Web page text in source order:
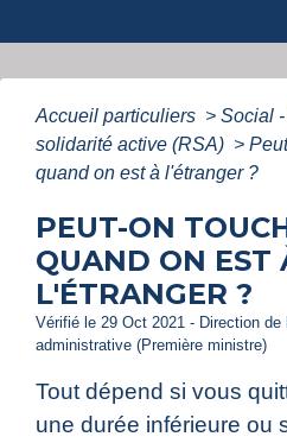
Accueil particuliers > Social
solidarité active (RSA) >
quand on est à l'étranger ?
PEUT-ON
QUAND ON EST
L'ÉTRANGER ?
Vérifié le 29 Oct 2021 - Direction de
administrative (Première ministre)
Tout dépend si vous
une durée inférieure ou